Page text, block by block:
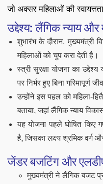
जो अक्सर महिलाओं की
उद्देश्य: लैंगिक न्याय और
शुभारंभ के दौरान, मुख्यमंत्री
महिलाओं को चुप करा देती है।
स्त्री सुरक्षा योजना का
पर निर्भर हुए बिना गरिमापूर्ण
उन्होंने इस पहल को महिला-
बताया, जहां लैंगिक न्याय
यह योजनापहले घोषित किए
है, जिसका लक्ष्य श्रमिक वर्ग
जेंडर बजटिंग और
मुख्यमंत्री ने लैंगिक बजट